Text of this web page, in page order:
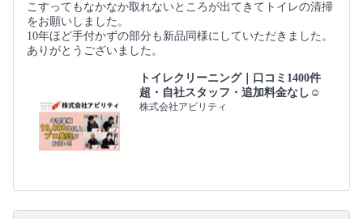
こすってもなかなか取れないところが出てきてトイレの清掃
をお願いしました。
10年ほど手付かずの部分も新品同様にしていただきました。
ありがとうございました。
トイレクリーニング｜口コミ1400件
超・自社スタッフ・追加料金なし☺️
株式会社アビリティ